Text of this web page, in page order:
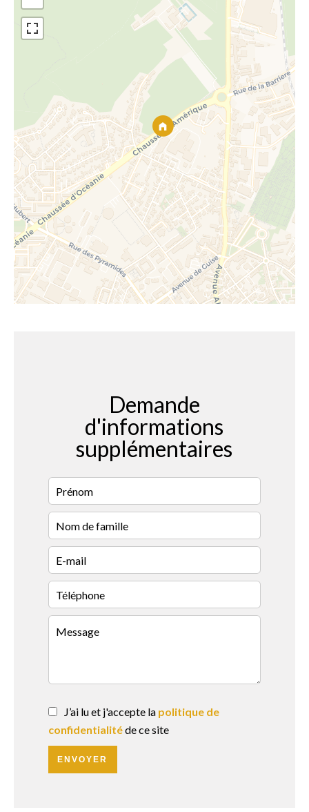
Demande
d'informations
supplémentaires
J’ai lu et j'accepte la politique de
confidentialitéde ce site
ENVOYER